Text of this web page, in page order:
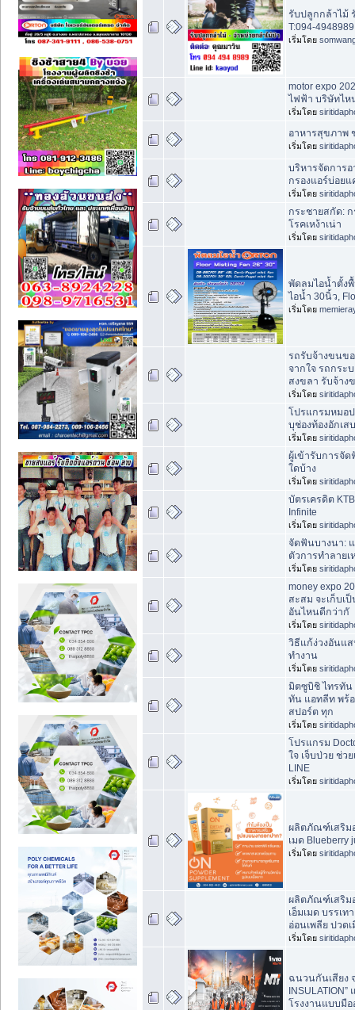
รับปลูกกล้าไม้
T:094-
เริ่มโดย
motor expo
ไฟฟ้า บริษัทไ
เริ่มโดย
อาหารสุขภาพ
เริ่มโดย
บริหารจัดการ
กรองแอร์บ่อย
เริ่มโดย
กระชายสกัด:
โรคเหง้าเน่า
เริ่มโดย
พัดลมไอน้ำตั้ง
ไอน้ำ 30นิ้ว,
เริ่มโดย
รถรับจ้างขนข
จากใจ รถกระ
สงขลา รับจ้าง
เริ่มโดย
โปรแกรมหมอป
บุช่องท้องอักเส
เริ่มโดย
ผู้เข้ารับการจัด
ใดบ้าง
เริ่มโดย
บัตรเครดิต
Infinite
เริ่มโดย
จัดฟันบางนา:
ตัวการทำลาย
เริ่มโดย
money expo
สะสม จะเก็บเ
อันไหนดีกว่ากั
เริ่มโดย
วิธีแก้ง่วงอันแ
ทำงาน
เริ่มโดย
มิตซูบิชิ ไทรทัน
ทัน แอทลีท พร้
สปอร์ต ทุก
เริ่มโดย
โปรแกรม
ใจ เจ็บป่วย ช่ว
LINE
เริ่มโดย
ผลิตภัณฑ์เสริมอ
เมด Blueberry
เริ่มโดย
ผลิตภัณฑ์เสริม
เอ็มเมด บรรเ
อ่อนเพลีย ปวดเ
เริ่มโดย
ฉนวนกันเสียง
โรงงานแบบมือ